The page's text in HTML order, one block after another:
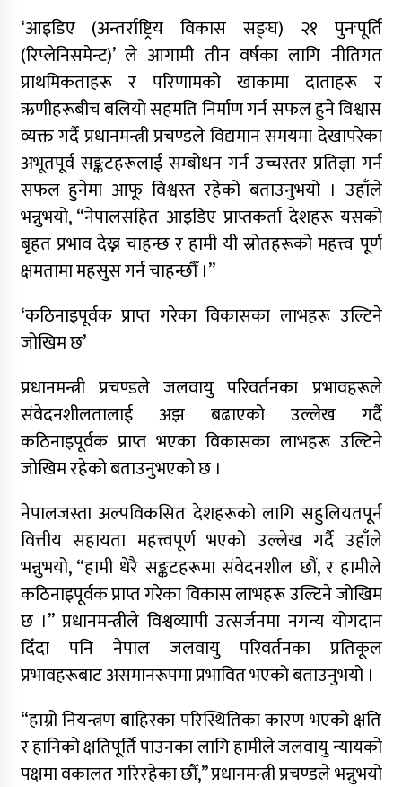
‘आइडिए (अन्तर्राष्ट्रिय विकास सङ्घ) २१ पुनःपूर्ति
(रिप्लेनिसमेन्ट)’ ले आगामी तीन वर्षका लागि नीतिगत
प्राथमिकताहरू र परिणामको खाकामा दाताहरू र
ऋणीहरूबीच बलियो सहमति निर्माण गर्न सफल हुने विश्वास
व्यक्त गर्दै प्रधानमन्त्री प्रचण्डले विद्यमान समयमा देखापरेका
अभूतपूर्व सङ्कटहरूलाई सम्बोधन गर्न उच्चस्तर प्रतिज्ञा गर्न
सफल हुनेमा आफू विश्वस्त रहेको बताउनुभयो । उहाँले
भन्नुभयो, “नेपालसहित आइडिए प्राप्तकर्ता देशहरू यसको
बृहत प्रभाव देख्न चाहन्छ र हामी यी स्रोतहरूको महत्त्व पूर्ण
क्षमतामा महसुस गर्न चाहन्छौँ ।”
‘कठिनाइपूर्वक प्राप्त गरेका विकासका लाभहरू उल्टिने
जोखिम छ’
प्रधानमन्त्री प्रचण्डले जलवायु परिवर्तनका प्रभावहरूले
संवेदनशीलतालाई अझ बढाएको उल्लेख गर्दै
कठिनाइपूर्वक प्राप्त भएका विकासका लाभहरू उल्टिने
जोखिम रहेको बताउनुभएको छ ।
नेपालजस्ता अल्पविकसित देशहरूको लागि सहुलियतपूर्न
वित्तीय सहायता महत्त्वपूर्ण भएको उल्लेख गर्दै उहाँले
भन्नुभयो, “हामी धेरै सङ्कटहरूमा संवेदनशील छौं, र हामीले
कठिनाइपूर्वक प्राप्त गरेका विकास लाभहरू उल्टिने जोखिम
छ ।” प्रधानमन्त्रीले विश्वव्यापी उत्सर्जनमा नगन्य योगदान
दिँदा पनि नेपाल जलवायु परिवर्तनका प्रतिकूल
प्रभावहरूबाट असमानरूपमा प्रभावित भएको बताउनुभयो ।
“हाम्रो नियन्त्रण बाहिरका परिस्थितिका कारण भएको क्षति
र हानिको क्षतिपूर्ति पाउनका लागि हामीले जलवायु न्यायको
पक्षमा वकालत गरिरहेका छौँ,” प्रधानमन्त्री प्रचण्डले भन्नुभयो